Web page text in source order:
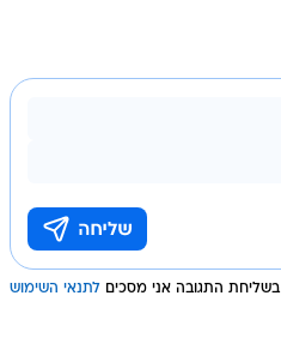
בשליחת התגובה אני מסכים לתנאי השימוש